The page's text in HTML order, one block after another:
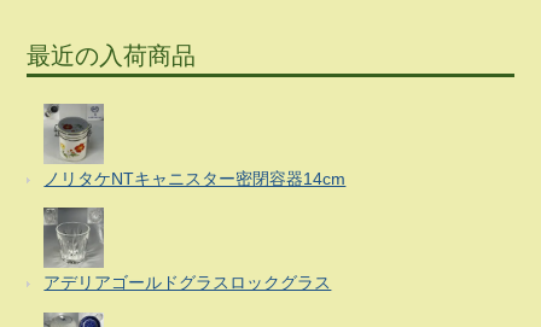
最近の入荷商品
ノリタケNTキャニスター密閉容器14cm
アデリアゴールドグラスロックグラス